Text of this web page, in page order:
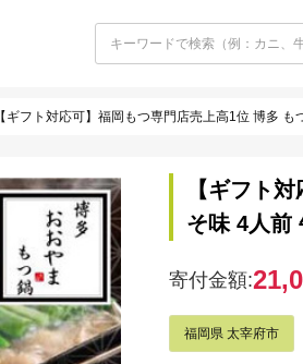
【ギフト対応可】福岡もつ専門店売上高1位 博多
【ギフト
そ味 4人前
寄付金額:
福岡県 太宰府市